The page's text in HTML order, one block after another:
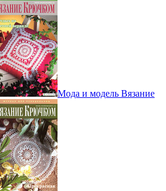
Мода и модель Вязание